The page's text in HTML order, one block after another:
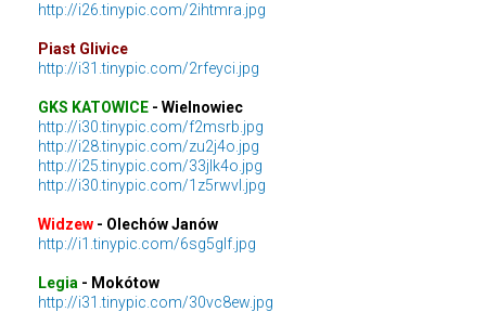
http://i26.tinypic.com/2ihtmra.jpg
Piast Glivice
http://i31.tinypic.com/2rfeyci.jpg
GKS KATOWICE - Wielnowiec
http://i30.tinypic.com/f2msrb.jpg
http://i28.tinypic.com/zu2j4o.jpg
http://i25.tinypic.com/33jlk4o.jpg
http://i30.tinypic.com/1z5rwvl.jpg
Widzew - Olechów Janów
http://i1.tinypic.com/6sg5glf.jpg
Legia - Mokótow
http://i31.tinypic.com/30vc8ew.jpg